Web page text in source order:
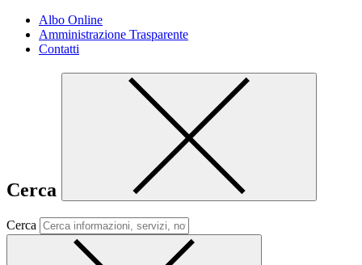
Albo Online
Amministrazione Trasparente
Contatti
Cerca
Cerca